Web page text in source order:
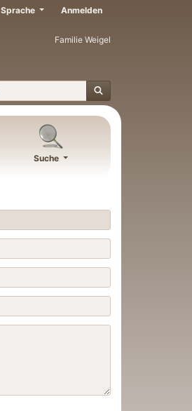
Familie Weigel
Sprache Anmelden
Suche